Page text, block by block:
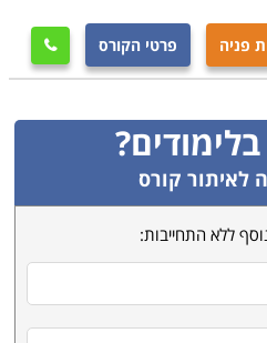
פניה פרטי הקורס 
לאיתור קורס
ללא התחייבות: